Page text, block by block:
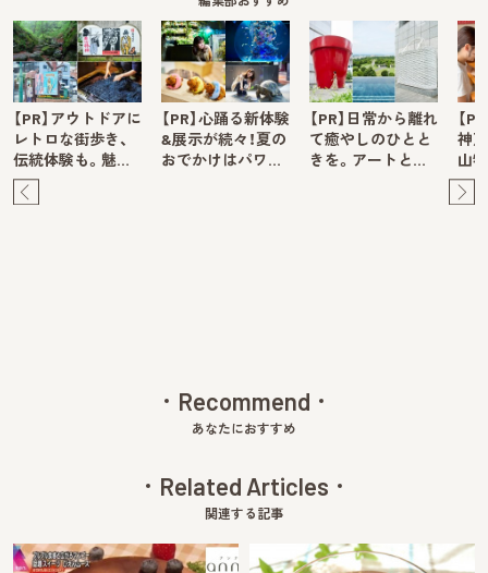
【PR】アウトドアに
レトロな街歩き、
伝統体験も。魅…
【PR】心踊る新体験
&展示が続々！夏の
おでかけはパワ…
【PR】日常から離れ
て癒やしのひとと
きを。アートと…
【
神
山
Recommend
あなたにおすすめ
Related Articles
関連する記事